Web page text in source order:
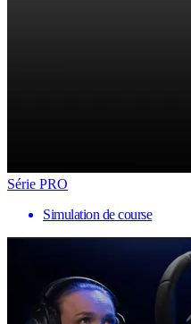
Série PRO
Simulation de course